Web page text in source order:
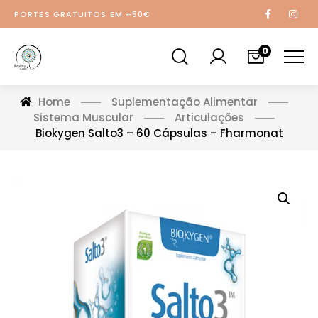
PORTES GRATUITOS EM +50€
0
Home
Suplementação Alimentar
Sistema Muscular
Articulações
Biokygen Salto3 – 60 Cápsulas – Fharmonat